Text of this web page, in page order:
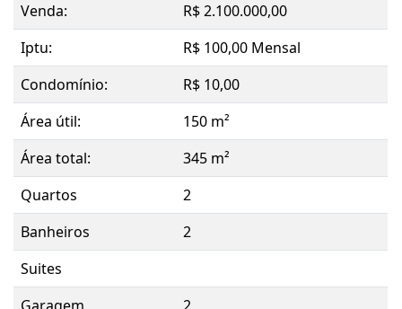
Venda:
R$ 2.100.000,00
Iptu:
R$ 100,00 Mensal
Condomínio:
R$ 10,00
Área útil:
150 m²
Área total:
345 m²
Quartos
2
Banheiros
2
Suites